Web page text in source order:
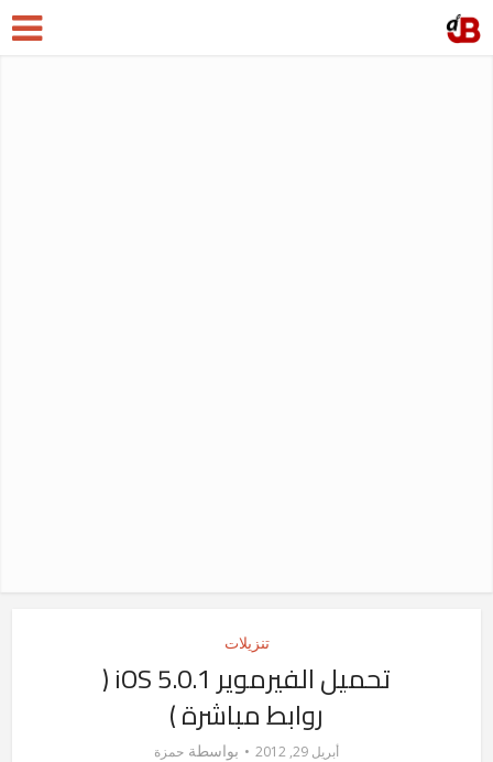
تنزيلات
تحميل الفيرموير iOS 5.0.1 (
روابط مباشرة )
أبريل 29, 2012 بواسطة حمزة